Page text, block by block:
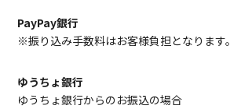
PayPay銀行
※振り込み手数料はお客様負担となります。
ゆうちょ銀行
ゆうちょ銀行からのお振込の場合